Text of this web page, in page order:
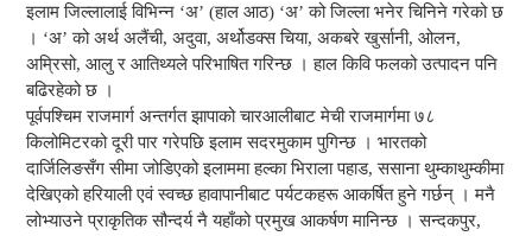
इलाम जिल्लालाई विभिन्न ‘अ’ (हाल आठ) ‘अ’ को जिल्ला भनेर चिनिने गरेको छ
। ‘अ’ को अर्थ अलैंची, अदुवा, अर्थोडक्स चिया, अकबरे खुर्सानी, ओलन,
अम्रिसो, आलु र आतिथ्यले परिभाषित गरिन्छ । हाल किवि फलको उत्पादन पनि
बढिरहेको छ ।
पूर्वपश्चिम राजमार्ग अन्तर्गत झापाको चारआलीबाट मेची राजमार्गमा ७८
किलोमिटरको दूरी पार गरेपछि इलाम सदरमुकाम पुगिन्छ । भारतको
दार्जिलिङसँग सीमा जोडिएको इलाममा हल्का भिराला पहाड, ससाना थुम्काथुम्कीमा
देखिएको हरियाली एवं स्वच्छ हावापानीबाट पर्यटकहरू आकर्षित हुने गर्छन् । मनै
लोभ्याउने प्राकृतिक सौन्दर्य नै यहाँको प्रमुख आकर्षण मानिन्छ । सन्दकपुर,